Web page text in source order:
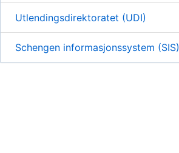
Utlendingsdirektoratet (UDI)
Schengen informasjonssystem (SIS)